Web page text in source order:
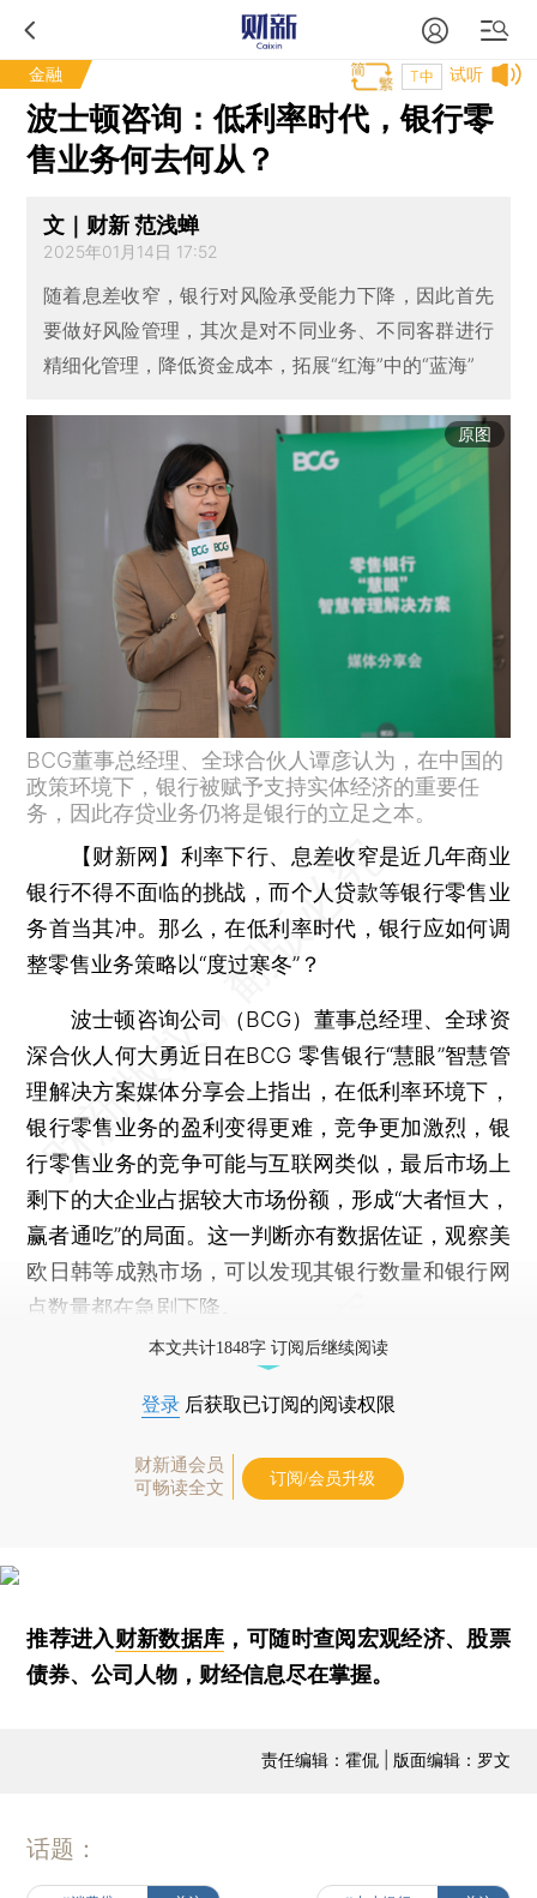
金融 试听
T中
波士顿咨询：低利率时代，银行零
售业务何去何从？
文｜财新 范浅蝉
2025年01月14日 17:52
随着息差收窄，银行对风险承受能力下降，因此首先
要做好风险管理，其次是对不同业务、不同客群进行
精细化管理，降低资金成本，拓展“红海”中的“蓝海”
原图
BCG董事总经理、全球合伙人谭彦认为，在中国的
政策环境下，银行被赋予支持实体经济的重要任
务，因此存贷业务仍将是银行的立足之本。
【财新网】 利率下行、息差收窄是近几年商业
银行不得不面临的挑战，而个人贷款等银行零售业
务首当其冲。那么，在低利率时代，银行应如何调
整零售业务策略以“度过寒冬”？
波士顿咨询公司（BCG）董事总经理、全球资
深合伙人何大勇近日在BCG 零售银行“慧眼”智慧管
理解决方案媒体分享会上指出，在低利率环境下，
银行零售业务的盈利变得更难，竞争更加激烈，银
行零售业务的竞争可能与互联网类似，最后市场上
剩下的大企业占据较大市场份额，形成“大者恒大，
赢者通吃”的局面。这一判断亦有数据佐证，观察美
欧日韩等成熟市场，可以发现其银行数量和银行网
点数量都在急剧下降。
本文共计1848字 订阅后继续阅读
登录 后获取已订阅的阅读权限
财新通会员
可畅读全文
订阅/会员升级
推荐进入财新数据库 ，可随时查阅宏观经济、股票
债券、公司人物，财经信息尽在掌握。
责任编辑：霍侃 | 版面编辑：罗文
话题：